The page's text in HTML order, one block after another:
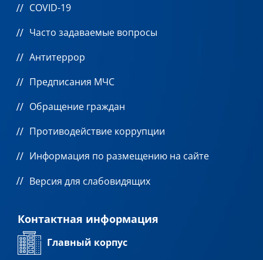
COVID-19
Часто задаваемые вопросы
Антитеррор
Предписания МЧС
Обращение граждан
Противодействие коррупции
Информация по размещению на сайте
Версия для слабовидящих
Контактная информация
Главный корпус